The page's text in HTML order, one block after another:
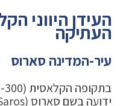
העידן היווני
העתיקה
עיר-המדינה סארוס